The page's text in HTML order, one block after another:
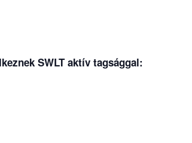
SWLT aktív tagsággal: